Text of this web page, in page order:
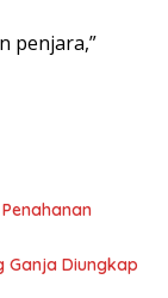
penjara,”
Ganja Diungkap